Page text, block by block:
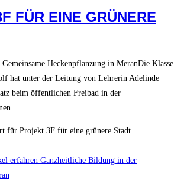
FÜR EINE GRÜNERE
Heckenpflanzung in MeranDie Klasse
hat unter der Leitung von Lehrerin Adelinde
beim öffentlichen Freibad in der
für Projekt 3F für eine grünere Stadt